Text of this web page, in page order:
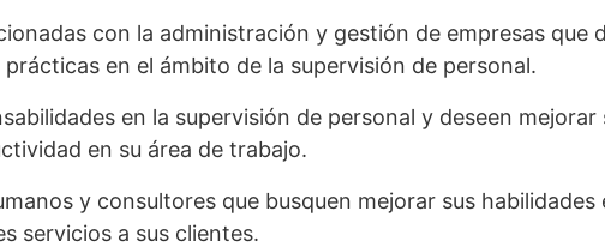
con la administración y gestión de empresas que
en el ámbito de la supervisión de personal.
en la supervisión de personal y deseen
en su área de trabajo.
y consultores que busquen mejorar sus
servicios a sus clientes.